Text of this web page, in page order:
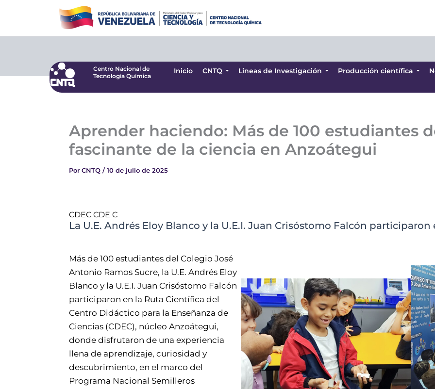
Tecnología Química
CNTQ
Centro Nacional de
Tecnología Química
Inicio CNTQ Lineas de Investigación Producción científica
Aprender haciendo: Más de 100 estudiantes
fascinante de la ciencia en Anzoátegui
Por CNTQ /10 de julio de 2025
CDEC CDE C
La U.E. Andrés Eloy Blanco y la U.E.I. Juan Crisóstomo Falcón
Más de 100 estudiantes del Colegio José
Antonio Ramos Sucre, la U.E. Andrés Eloy
Blanco y la U.E.I. Juan Crisóstomo Falcón
participaron en la Ruta Científica del
Centro Didáctico para la Enseñanza de
Ciencias (CDEC), núcleo Anzoátegui,
donde disfrutaron de una experiencia
llena de aprendizaje, curiosidad y
descubrimiento, en el marco del
Programa Nacional Semilleros